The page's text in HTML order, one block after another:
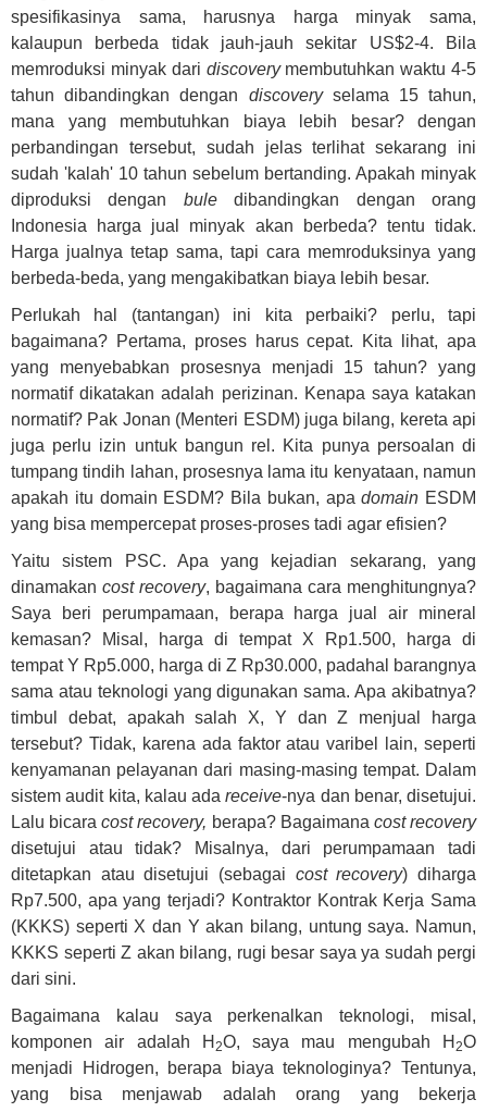
spesifikasinya sama, harusnya harga minyak sama,
kalaupun berbeda tidak jauh-jauh sekitar US$2-4. Bila
memroduksi minyak dari discoverymembutuhkan waktu 4-5
tahun dibandingkan dengan discoveryselama 15 tahun,
mana yang membutuhkan biaya lebih besar? dengan
perbandingan tersebut, sudah jelas terlihat sekarang ini
sudah 'kalah' 10 tahun sebelum bertanding. Apakah minyak
diproduksi dengan buledibandingkan dengan orang
Indonesia harga jual minyak akan berbeda? tentu tidak.
Harga jualnya tetap sama, tapi cara memroduksinya yang
berbeda-beda, yang mengakibatkan biaya lebih besar.
Perlukah hal (tantangan) ini kita perbaiki? perlu, tapi
bagaimana? Pertama, proses harus cepat. Kita lihat, apa
yang menyebabkan prosesnya menjadi 15 tahun? yang
normatif dikatakan adalah perizinan. Kenapa saya katakan
normatif? Pak Jonan (Menteri ESDM) juga bilang, kereta api
juga perlu izin untuk bangun rel. Kita punya persoalan di
tumpang tindih lahan, prosesnya lama itu kenyataan, namun
apakah itu domain ESDM? Bila bukan, apadomain ESDM
yang bisa mempercepat proses-proses tadi agar efisien?
Yaitu sistem PSC. Apa yang kejadian sekarang, yang
dinamakan cost recovery, bagaimana cara menghitungnya?
Saya beri perumpamaan, berapa harga jual air mineral
kemasan? Misal, harga di tempat X Rp1.500, harga di
tempat Y Rp5.000, harga di Z Rp30.000, padahal barangnya
sama atau teknologi yang digunakan sama. Apa akibatnya?
timbul debat, apakah salah X, Y dan Z menjual harga
tersebut? Tidak, karena ada faktor atau varibel lain, seperti
kenyamanan pelayanan dari masing-masing tempat. Dalam
sistem audit kita, kalau adareceive-nya dan benar, disetujui.
Lalu bicaracost recovery, berapa? Bagaimana cost recovery
disetujui atau tidak? Misalnya, dari perumpamaan tadi
ditetapkan atau disetujui (sebagai cost recovery) diharga
Rp7.500, apa yang terjadi? Kontraktor Kontrak Kerja Sama
(KKKS) seperti X dan Y akan bilang, untung saya. Namun,
KKKS seperti Z akan bilang, rugi besar saya ya sudah pergi
dari sini.
Bagaimana kalau saya perkenalkan teknologi, misal,
komponen air adalah H 2O, saya mau mengubah H2O
menjadi Hidrogen, berapa biaya teknologinya? Tentunya,
yang bisa menjawab adalah orang yang bekerja